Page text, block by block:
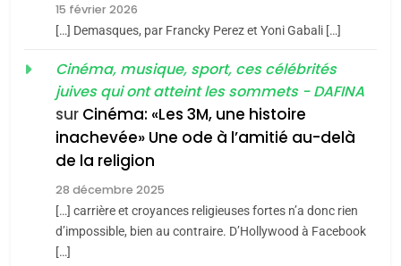
«Tu dis génocide, je dis
guerre»: La nouvelle
chanson de Boy George
ISRAÉL JUDAISME
15 février 2026
[…] Demasques, par Francky Perez et Yoni Gabali […]
Cinéma, musique, sport, ces célébrités
juives qui ont atteint les sommets - DAFINA
sur Cinéma: «Les 3M, une histoire
inachevée» Une ode à l’amitié au-delà
de la religion
28 décembre 2025
[…] carrière et croyances religieuses fortes n’a donc rien
d’impossible, bien au contraire. D’Hollywood à Facebook
[…]
meurtrière selon le rapport
l’antisémitisme
FIÈRE, DIGNE ET RÉSILIENTE :
POURQUOI JE REVENDIQUE
MA JUDAÏTE par Thérèse
Zrihen-Dvir
ISRAÉL
CE QUI NOUS MANQUE –